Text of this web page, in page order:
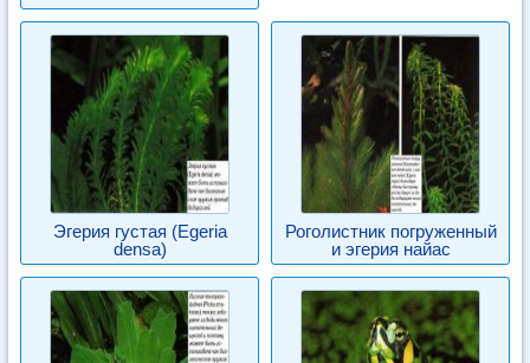
Эгерия густая (Egeria
densa)
Роголистник погруженный
и эгерия найас